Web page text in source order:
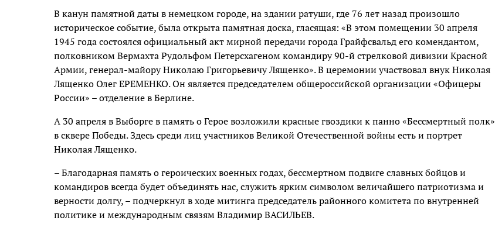
В канун памятной даты в немецком городе, на здании ратуши, где 76 лет назад произошло
историческое событие, была открыта памятная доска, гласящая: «В этом помещении 30 апреля
1945 года состоялся официальный акт мирной передачи города Грайфсвальд его комендантом,
полковником Вермахта Рудольфом Петерсхагеном командиру 90-й стрелковой дивизии Красной
Армии, генерал-майору Николаю Григорьевичу Лященко». В церемонии участвовал внук Николая
Лященко Олег ЕРЕМЕНКО. Он является председателем общероссийской организации «Офицеры
России» – отделение в Берлине.
А 30 апреля в Выборге в память о Герое возложили красные гвоздики к панно «Бессмертный полк»
в сквере Победы. Здесь среди лиц участников Великой Отечественной войны есть и портрет
Николая Лященко.
– Благодарная память о героических военных годах, бессмертном подвиге славных бойцов и
командиров всегда будет объединять нас, служить ярким символом величайшего патриотизма и
верности долгу, – подчеркнул в ходе митинга председатель районного комитета по внутренней
политике и международным связям Владимир ВАСИЛЬЕВ.